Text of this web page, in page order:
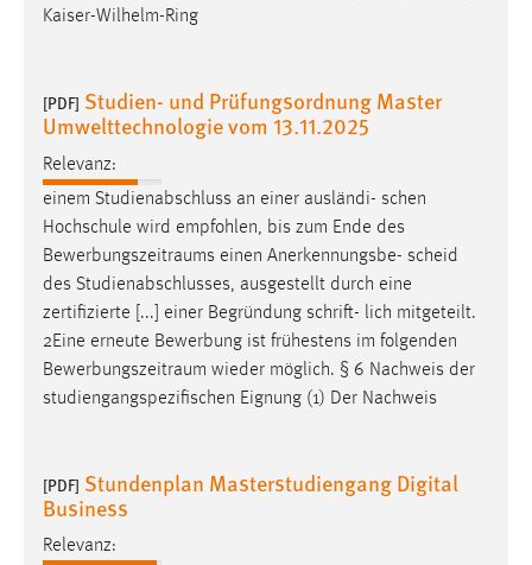
Kaiser-Wilhelm-Ring
[PDF] Studien- und Prüfungsordnung Master
Umwelttechnologie vom 13.11.2025
Relevanz:
einem Studienabschluss an einer ausländi- schen
Hochschule wird empfohlen, bis zum Ende des
Bewerbungszeitraums einen Anerkennungsbe- scheid
des Studienabschlusses, ausgestellt durch eine
zertifizierte [...] einer Begründung schrift- lich mitgeteilt.
2Eine erneute Bewerbung ist frühestens im folgenden
Bewerbungszeitraum wieder möglich. § 6 Nachweis der
studiengangspezifischen Eignung (1) Der Nachweis
[PDF] Stundenplan Masterstudiengang Digital
Business
Relevanz: